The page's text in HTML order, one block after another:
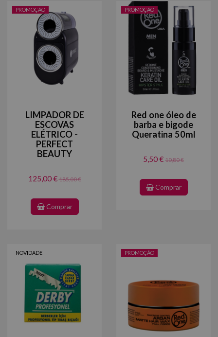
PROMOÇÃO
LIMPADOR DE
ESCOVAS
ELÉTRICO -
PERFECT
BEAUTY
125,00 €185,00 €
Comprar
PROMOÇÃO
Red one óleo de
barba e bigode
Queratina 50ml
5,50 € 10,80 €
Comprar
NOVIDADE PROMOÇÃO